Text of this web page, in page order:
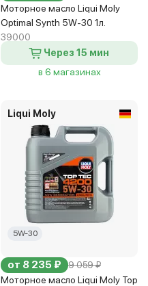
Моторное масло Liqui Moly
Optimal Synth 5W-30 1л.
39000
Через 15 мин
в 6 магазинах
Liqui Moly
5W-30
от 8 235 ₽ 9 059 ₽
Моторное масло Liqui Moly Top